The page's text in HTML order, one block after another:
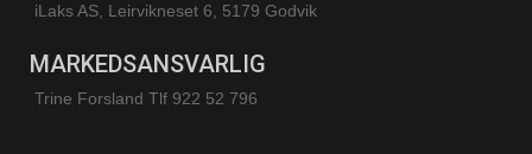
iLaks AS, Leirvikneset 6, 5179 Godvik
MARKEDSANSVARLIG
Trine Forsland Tlf 922 52 796